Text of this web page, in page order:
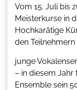
Vom 15. Juli bis
Meisterkurse in
Hochkarätige
den
junge
– in diesem
Ensemble sein